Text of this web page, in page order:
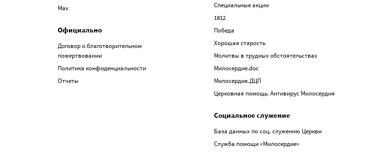
Max
Официально
Договор о благотворительном
пожертвовании
Политика конфиденциальности
Отчеты
Специальные акции
1812
Победа
Хорошая старость
Молитвы в трудных обстоятельствах
Милосердие.doc
Милосердие.ДЦП
Церковная помощь. Антивирус Милосердия
Социальное служение
База данных по соц. служению Церкви
Служба помощи «Милосердие»